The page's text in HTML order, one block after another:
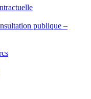
publique –